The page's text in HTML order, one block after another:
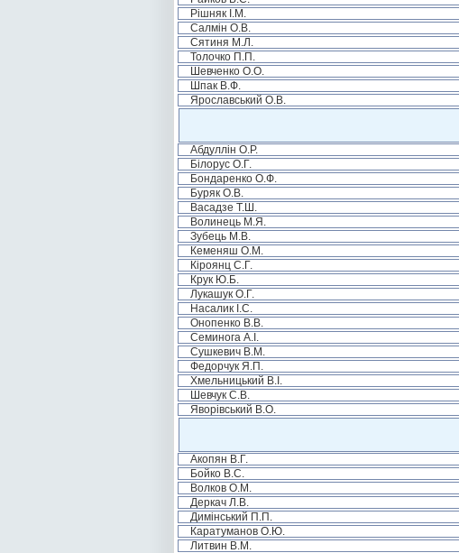
Рішняк І.М.
Салмін О.В.
Сятиня М.Л.
Толочко П.П.
Шевченко О.О.
Шпак В.Ф.
Ярославський О.В.
Абдуллін О.Р.
Білорус О.Г.
Бондаренко О.Ф.
Буряк О.В.
Васадзе Т.Ш.
Волинець М.Я.
Зубець М.В.
Кеменяш О.М.
Кіроянц С.Г.
Крук Ю.Б.
Лукашук О.Г.
Насалик І.С.
Онопенко В.В.
Семинога А.І.
Сушкевич В.М.
Федорчук Я.П.
Хмельницький В.І.
Шевчук С.В.
Яворівський В.О.
Акопян В.Г.
Бойко В.С.
Волков О.М.
Деркач Л.В.
Димінський П.П.
Каратуманов О.Ю.
Литвин В.М.